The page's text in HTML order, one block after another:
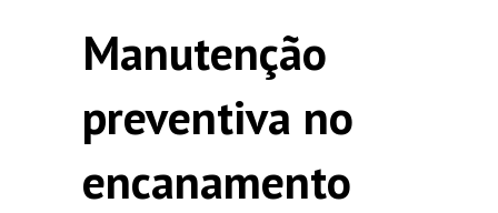
Manutenção
preventiva no
encanamento